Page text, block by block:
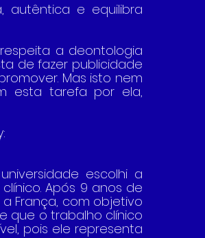
autêntica e equilibra
a deontologia
de fazer publicidade
Mas isto nem
esta tarefa por ela,
escolhi a
Após 9 anos de
França, com objetivo
que o trabalho clínico
pois ele representa